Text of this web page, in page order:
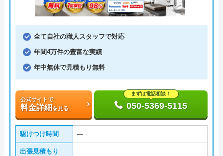
全て自社の職人スタッフで対応
年間4万件の豊富な実績
年中無休で見積もり無料
公式サイトで
料金詳細を見る
まずは電話相談！
050-5369-5115
駆けつけ時間 ―
出張見積もり